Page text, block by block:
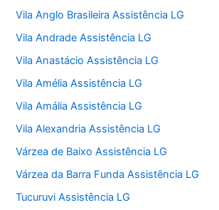
Vila Anglo Brasileira Assistência LG
Vila Andrade Assistência LG
Vila Anastácio Assistência LG
Vila Amélia Assistência LG
Vila Amália Assistência LG
Vila Alexandria Assistência LG
Várzea de Baixo Assistência LG
Várzea da Barra Funda Assistência LG
Tucuruvi Assistência LG